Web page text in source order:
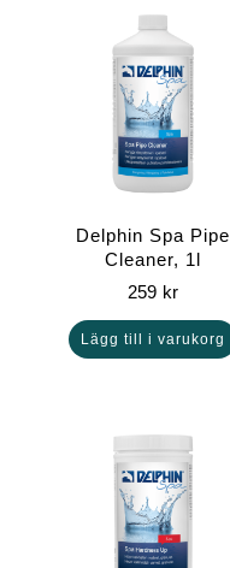
Delphin Spa Pipe
Cleaner, 1l
259 kr
Lägg till i varukorg